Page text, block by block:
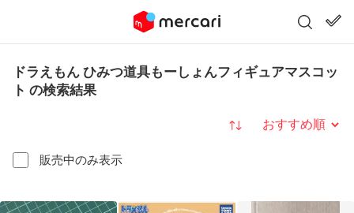
ドラえもん ひみつ道具もーしょんフィギュアマスコッ
ト の検索結果
販売中のみ表示
並び替え